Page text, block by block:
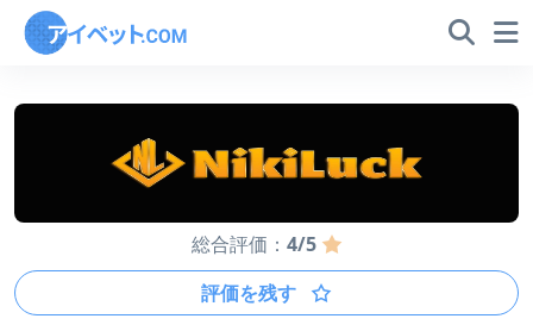
総合評価： 4/5
評価を残す